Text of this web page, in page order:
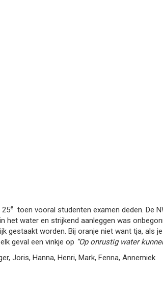
25e
toen vooral studenten examen deden. De
in het water en strijkend aanleggen was
gestaakt worden. Bij oranje niet want tja, als
geval een vinkje op “Op onrustig water
Joris, Hanna, Henri, Mark, Fenna, Annemiek